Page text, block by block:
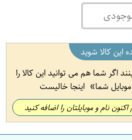
این کالا شوید
اگر شما هم می توانید این کالا را
شما اینجا خالیست
نام و موبایلتان را اضافه کنید